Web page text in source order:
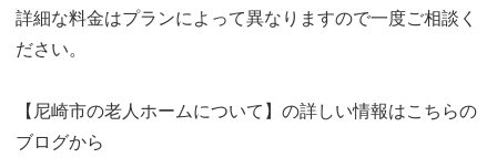
詳細な料金はプランによって異なりますので一度ご相談く
ださい。
【尼崎市の老人ホームについて】の詳しい情報はこちらの
ブログから